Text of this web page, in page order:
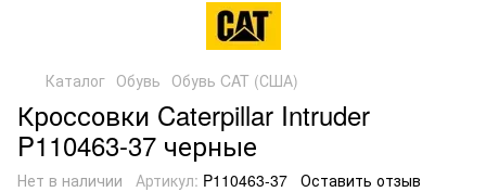
Каталог Обувь Обувь CAT (США)
Кроссовки Caterpillar Intruder
P110463-37 черные
Нет в наличии Артикул: P110463-37 Оставить отзыв